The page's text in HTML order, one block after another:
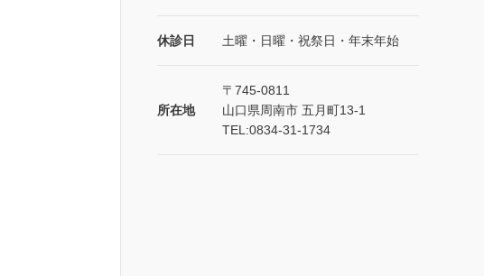
休診日 土曜・日曜・祝祭日・年末年始
所在地
〒745-0811
山口県周南市 五月町13-1
TEL:0834-31-1734